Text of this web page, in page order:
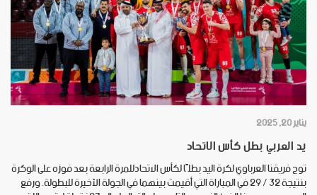
يناير 20, 2025
يد العربي بطل كأس الاتحاد
توج فريقنا العرباوي لكرة اليد بطلًا لكأس الاتحادللمرة الرابعة بعد فوزه على الوكرة
بنتيجة 32 /‏ 29 في المباراة التي أقيمت بينهما في الجولة الأخيرة للبطولة. ورفع